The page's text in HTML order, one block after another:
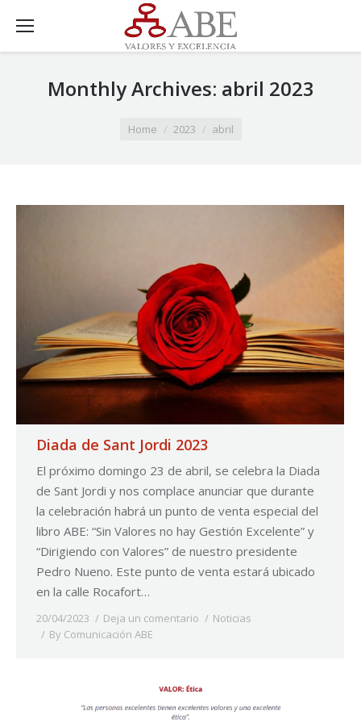
Monthly Archives: abril 2023
Home 2023 abril
Diada de Sant Jordi 2023
El próximo domingo 23 de abril, se celebra la Diada
de Sant Jordi y nos complace anunciar que durante
la celebración habrá un punto de venta especial del
libro ABE: “Sin Valores no hay Gestión Excelente” y
“Dirigiendo con Valores” de nuestro presidente
Pedro Nueno. Este punto de venta estará ubicado
en la calle Rocafort…
20/04/2023 Deja un comentario
Noticias
By Comunicación ABE